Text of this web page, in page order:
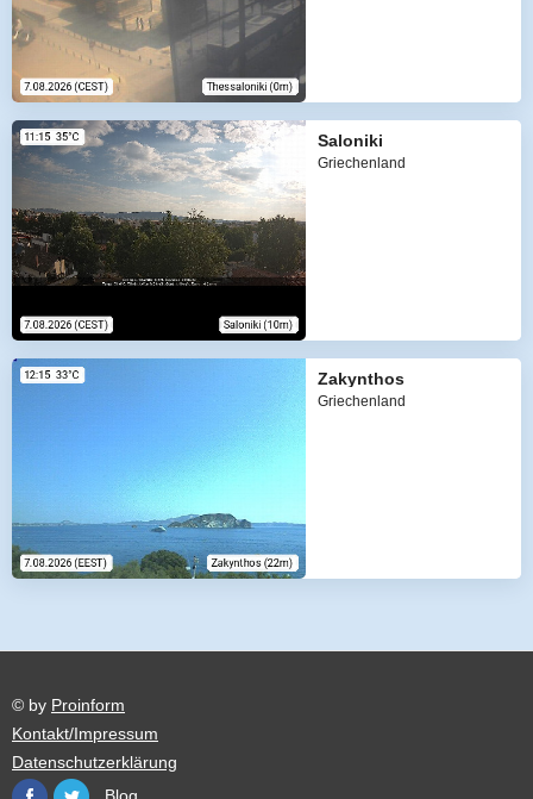
Saloniki
Griechenland
Zakynthos
Griechenland
© by Proinform
Kontakt/Impressum
Datenschutzerklärung
Blog